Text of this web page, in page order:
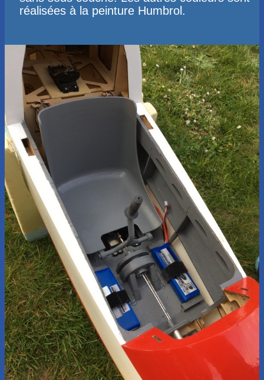
réalisées à la peinture Humbrol.